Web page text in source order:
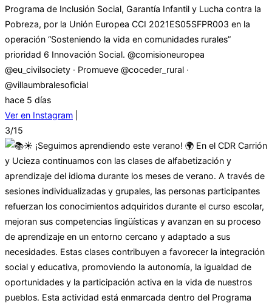
Programa de Inclusión Social, Garantía Infantil y Lucha contra la
Pobreza, por la Unión Europea CCI 2021ES05SFPR003 en la
operación “Sosteniendo la vida en comunidades rurales”
prioridad 6 Innovación Social. @comisioneuropea
@eu_civilsociety · Promueve @coceder_rural ·
@villaumbralesoficial
hace 5 días
Ver en Instagram
3/15